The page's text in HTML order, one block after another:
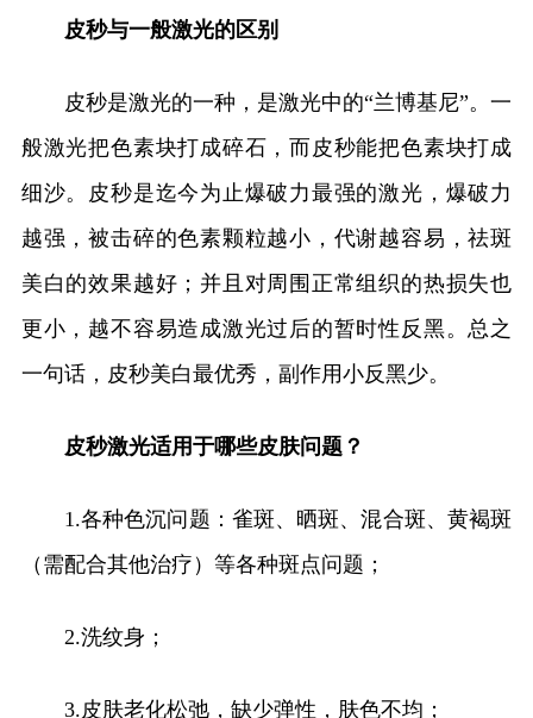
皮秒与一般激光的区别
皮秒是激光的一种，是激光中的“兰博基尼”。一
般激光把色素块打成碎石，而皮秒能把色素块打成
细沙。皮秒是迄今为止爆破力最强的激光，爆破力
越强，被击碎的色素颗粒越小，代谢越容易，祛斑
美白的效果越好；并且对周围正常组织的热损失也
更小，越不容易造成激光过后的暂时性反黑。总之
一句话，皮秒美白最优秀，副作用小反黑少。
皮秒激光适用于哪些皮肤问题？
1.各种色沉问题：雀斑、晒斑、混合斑、黄褐斑
（需配合其他治疗）等各种斑点问题；
2.洗纹身；
3.皮肤老化松弛，缺少弹性，肤色不均；